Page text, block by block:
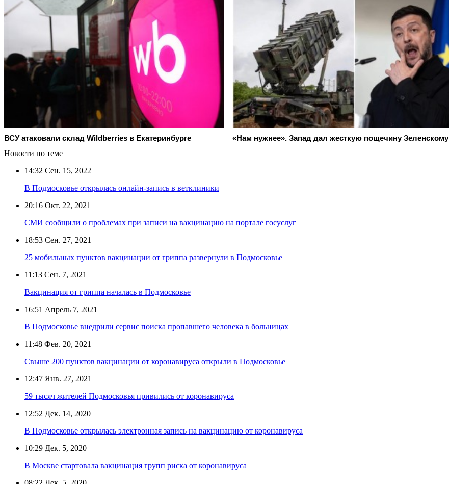
ВСУ атаковали склад Wildberries в Екатеринбурге «Нам нужнее». Запад дал жесткую пощечину Зеленскому
Новости по теме
14:32 Сен. 15, 2022
В Подмосковье открылась онлайн-запись в ветклиники
20:16 Окт. 22, 2021
СМИ сообщили о проблемах при записи на вакцинацию на портале госуслуг
18:53 Сен. 27, 2021
25 мобильных пунктов вакцинации от гриппа развернули в Подмосковье
11:13 Сен. 7, 2021
Вакцинация от гриппа началась в Подмосковье
16:51 Апрель 7, 2021
В Подмосковье внедрили сервис поиска пропавшего человека в больницах
11:48 Фев. 20, 2021
Свыше 200 пунктов вакцинации от коронавируса открыли в Подмосковье
12:47 Янв. 27, 2021
59 тысяч жителей Подмосковья привились от коронавируса
12:52 Дек. 14, 2020
В Подмосковье открылась электронная запись на вакцинацию от коронавируса
10:29 Дек. 5, 2020
В Москве стартовала вакцинация групп риска от коронавируса